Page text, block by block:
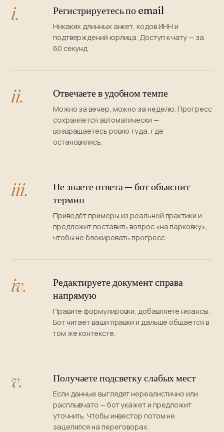
i. Регистрируетесь по email
Никаких длинных анкет, кодов ИНН и
подтверждений юрлица. Доступ к чату — за
60 секунд.
ii. Отвечаете в удобном темпе
Можно за вечер, можно за неделю. Прогресс
сохраняется автоматически —
возвращаетесь ровно туда, где
остановились.
iii.
Не знаете ответа — бот объяснит
термин
Приведёт примеры из реальной практики и
предложит поставить вопрос «на парковку»,
чтобы не блокировать прогресс.
iv.
Редактируете документ справа
напрямую
Правите формулировки, добавляете нюансы.
Бот читает ваши правки и дальше общается в
том же контексте.
v. Получаете подсветку слабых мест
Если данные выглядят нереалистично или
расплывчато — бот укажет и предложит
уточнить. Чтобы инвестор потом не
зацепился на переговорах.